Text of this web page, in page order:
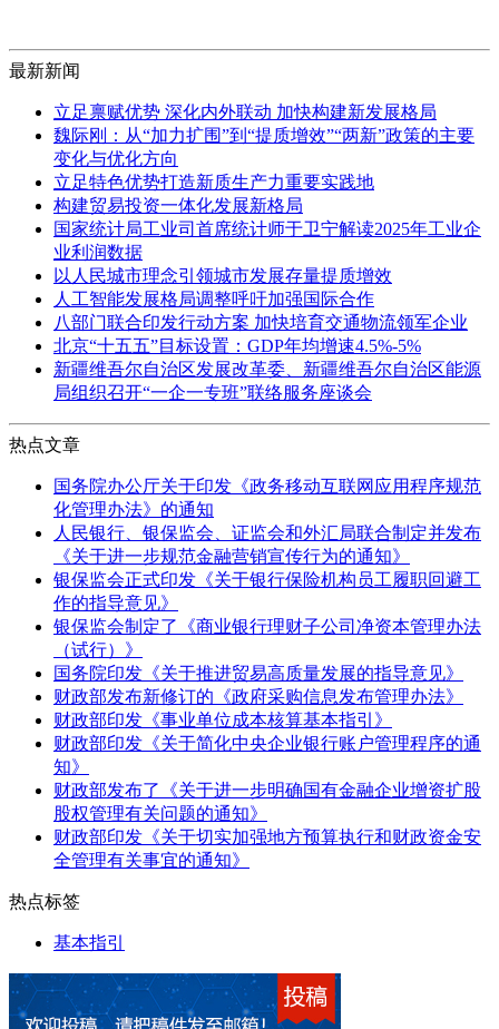
最新新闻
立足禀赋优势 深化内外联动 加快构建新发展格局
魏际刚：从“加力扩围”到“提质增效”“两新”政策的主要
变化与优化方向
立足特色优势打造新质生产力重要实践地
构建贸易投资一体化发展新格局
国家统计局工业司首席统计师于卫宁解读2025年工业企
业利润数据
以人民城市理念引领城市发展存量提质增效
人工智能发展格局调整呼吁加强国际合作
八部门联合印发行动方案 加快培育交通物流领军企业
北京“十五五”目标设置：GDP年均增速4.5%-5%
新疆维吾尔自治区发展改革委、新疆维吾尔自治区能源
局组织召开“一企一专班”联络服务座谈会
热点文章
国务院办公厅关于印发《政务移动互联网应用程序规范
化管理办法》的通知
人民银行、银保监会、证监会和外汇局联合制定并发布
《关于进一步规范金融营销宣传行为的通知》
银保监会正式印发《关于银行保险机构员工履职回避工
作的指导意见》
银保监会制定了《商业银行理财子公司净资本管理办法
（试行）》
国务院印发《关于推进贸易高质量发展的指导意见》
财政部发布新修订的《政府采购信息发布管理办法》
财政部印发《事业单位成本核算基本指引》
财政部印发《关于简化中央企业银行账户管理程序的通
知》
财政部发布了《关于进一步明确国有金融企业增资扩股
股权管理有关问题的通知》
财政部印发《关于切实加强地方预算执行和财政资金安
全管理有关事宜的通知》
热点标签
基本指引